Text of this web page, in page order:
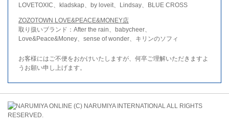
LOVETOXIC、kladskap、by loveit、Lindsay、BLUE CROSS
ZOZOTOWN LOVE&PEACE&MONEY店
取り扱いブランド：After the rain、babycheer、
Love&Peace&Money、sense of wonder、キリンのソフィ
お客様にはご不便をおかけいたしますが、何卒ご理解いただきますよ
うお願い申し上げます。